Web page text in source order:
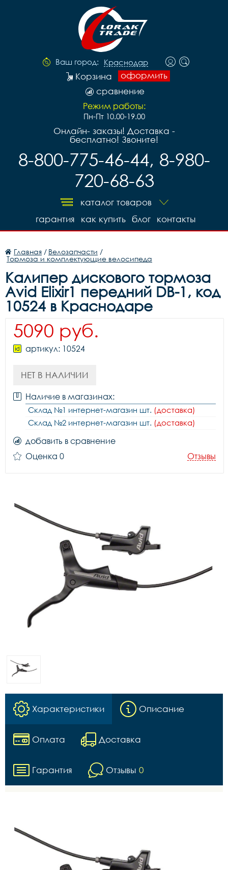
Ваш город: Краснодар
оформить
Корзина
сравнение
Режим работы:
Пн-Пт 10.00-19.00
Онлайн- заказы! Доставка -
бесплатно! Звоните!
8-800-775-46-44, 8-980-
720-68-63
каталог товаров
контакты
блог
как купить
гарантия
Главная / Велозапчасти /
Тормоза и комплектующие велосипеда
Калипер дискового тормоза
Avid Elixir1 передний DB-1, код
10524 в Краснодаре
5090 руб.
артикул: 10524
НЕТ В НАЛИЧИИ
Наличие в магазинах:
Склад №1 интернет-магазин шт. (доставка)
Склад №2 интернет-магазин шт. (доставка)
добавить в сравнение
Оценка 0
Отзывы
Характеристики Описание
Оплата Доставка
Гарантия Отзывы 0